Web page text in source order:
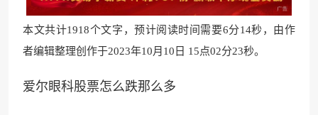
本文共计1918个文字，预计阅读时间需要6分14秒，由作
者编辑整理创作于2023年10月10日 15点02分23秒。
爱尔眼科股票怎么跌那么多